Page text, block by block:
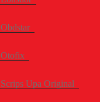
Obdstar
Otofix
Scrips Upa Original